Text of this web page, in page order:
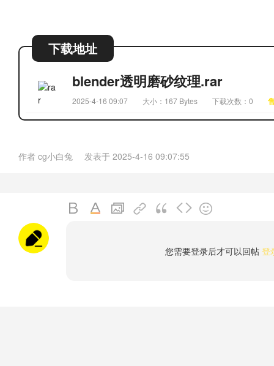
下载地址
blender透明磨砂纹理.rar
2025-4-16 09:07 大小：167 Bytes 下载次数：0
作者 cg小白兔 发表于 2025-4-16 09:07:55
您需要登录后才可以回帖 登